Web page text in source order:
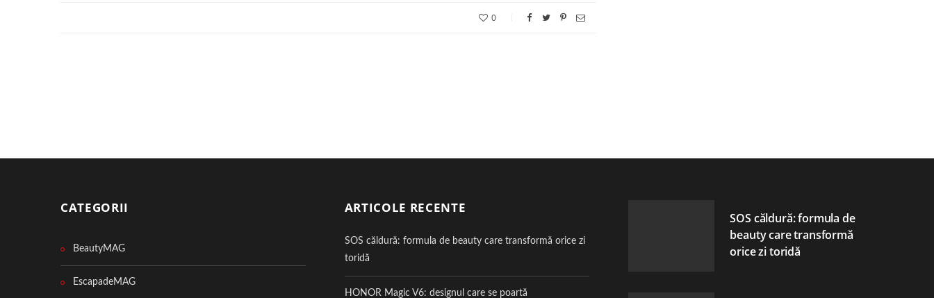
0
CATEGORII
BeautyMAG
EscapadeMAG
ARTICOLE RECENTE
SOS căldură: formula de beauty care transformă orice zi
toridă
HONOR Magic V6: designul care se poartă
SOS căldură: formula de
beauty care transformă
orice zi toridă